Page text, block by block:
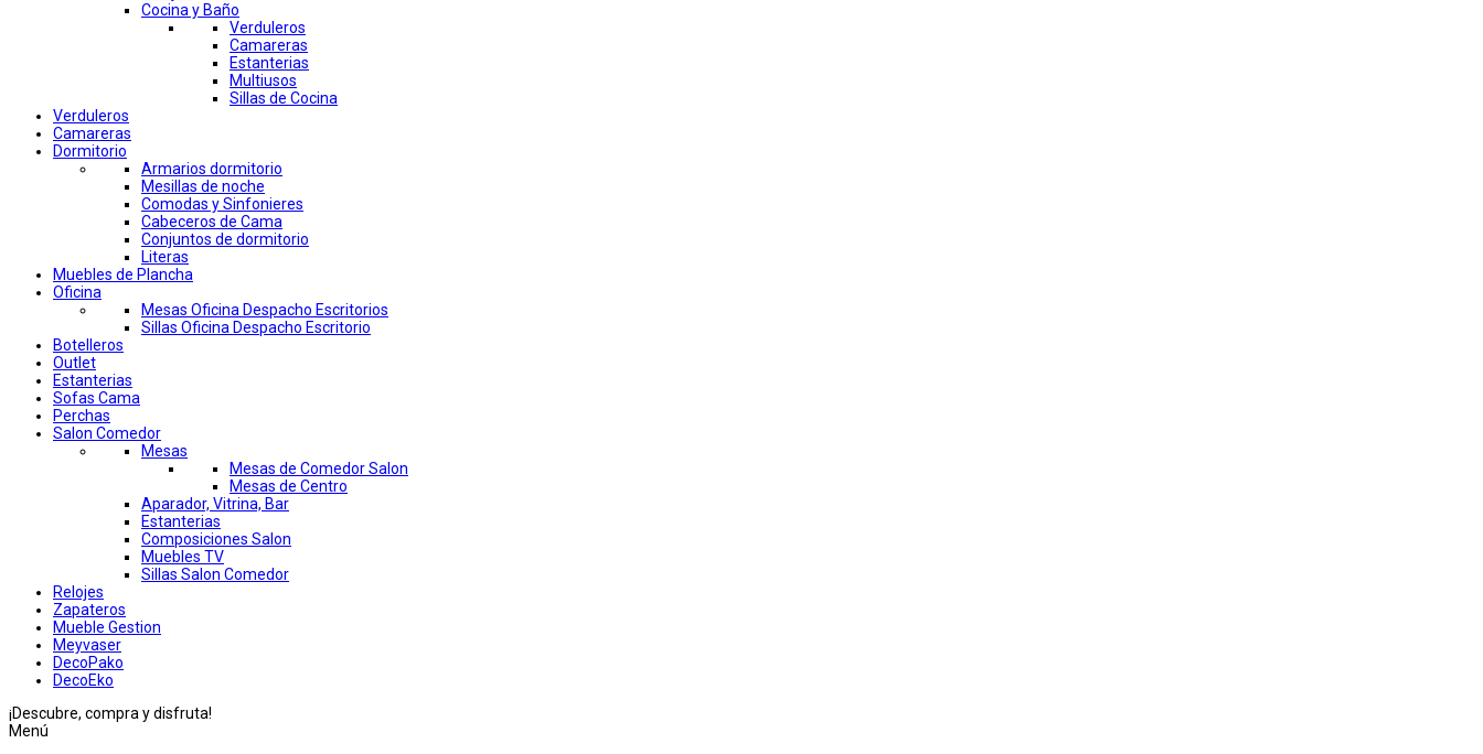
Cocina y Baño
Verduleros
Camareras
Estanterias
Multiusos
Sillas de Cocina
Verduleros
Camareras
Dormitorio
Armarios dormitorio
Mesillas de noche
Comodas y Sinfonieres
Cabeceros de Cama
Conjuntos de dormitorio
Literas
Muebles de Plancha
Oficina
Mesas Oficina Despacho Escritorios
Sillas Oficina Despacho Escritorio
Botelleros
Outlet
Estanterias
Sofas Cama
Perchas
Salon Comedor
Mesas
Mesas de Comedor Salon
Mesas de Centro
Aparador, Vitrina, Bar
Estanterias
Composiciones Salon
Muebles TV
Sillas Salon Comedor
Relojes
Zapateros
Mueble Gestion
Meyvaser
DecoPako
DecoEko
¡Descubre, compra y disfruta!
Menú